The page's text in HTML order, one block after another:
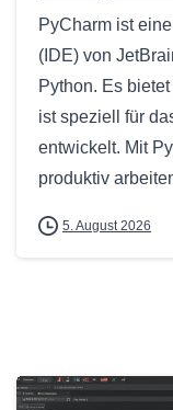
PyCharm ist
(IDE) von
Python. Es
ist speziell für
entwickelt. Mit
produktiv
5. August 2026